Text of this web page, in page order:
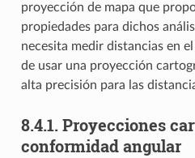
proyección de mapa que
propiedades para dichos
necesita medir distancias en
de usar una proyección
alta precisión para las
8.4.1. Proyecciones
conformidad angular